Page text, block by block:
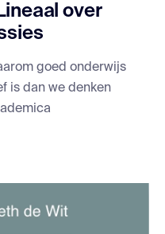
over
goed onderwijs
is dan we denken